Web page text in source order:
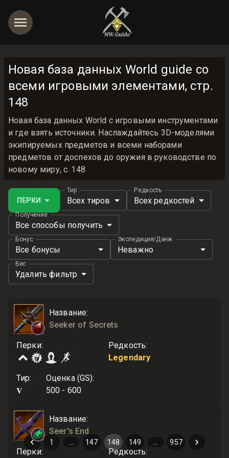
Новая база данных World guide со
всеми игровыми элементами, стр.
148
Новая база данных World с игровыми инструментами
и где взять источники. Наслаждайтесь 3D-моделями
экипируемых предметов и всеми наборами
предметов от доспехов до оружия в руководстве по
новому миру, с. 148
ПЕРКИ
Тир
Всех тиров
Редкость
Всех редкостей
Получение
Все способы получить
Бонус
Все бонусы
Экспедиция/Данж
Неважно
Вес
Удалить фильтр
Название:
Seeker of Secrets
Перки: Редкость:
Legendary
Тир:
V
Оценка (GS):
500 - 600
Название:
Seer's End
Перки: Редкость:
1 147 148 149 957